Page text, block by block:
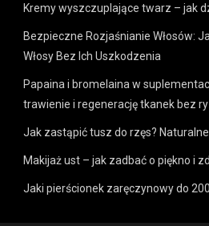
Kremy wyszczuplające twarz – jak
Bezpieczne Rozjaśnianie Włosów:
Włosy Bez Ich Uszkodzenia
Papaina i bromelaina w
trawienie i regenerację tkanek bez
Jak zastąpić tusz do rzęs?
Makijaż ust – jak zadbać o piękno i
Jaki pierścionek zaręczynowy do 200